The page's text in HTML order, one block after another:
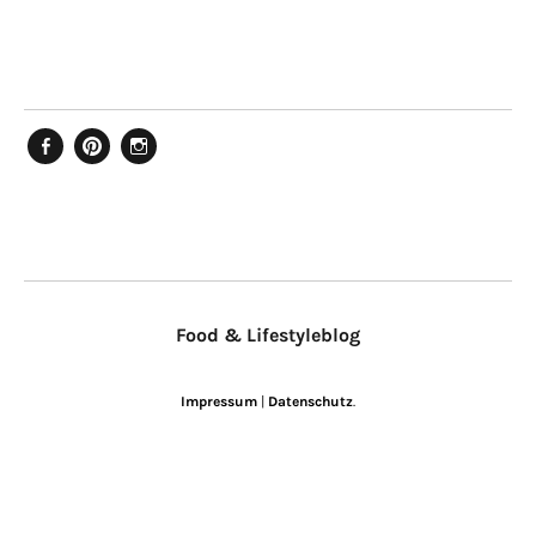
Food & Lifestyleblog
Impressum Datenschutz